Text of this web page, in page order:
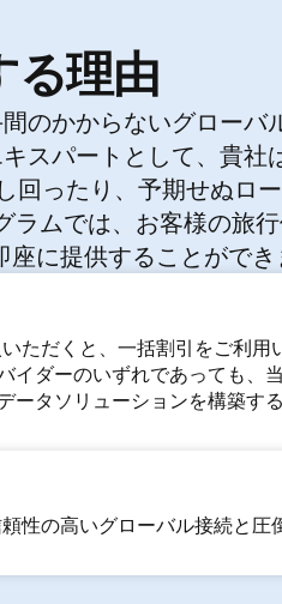
る理由
のかからないグロー
スパートとして、貴
回ったり、予期せぬロ
ムでは、お客様の旅
に提供することができ
ただくと、一括割引をご利
イダーのいずれであっても
ータソリューションを構築す
性の高いグローバル接続と圧